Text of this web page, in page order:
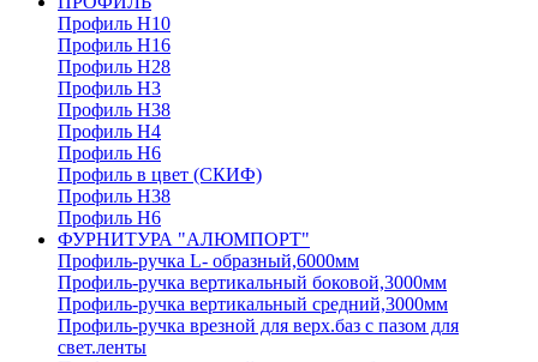
Профиль H10
Профиль H16
Профиль H28
Профиль H3
Профиль H38
Профиль H4
Профиль H6
Профиль в цвет (СКИФ)
Профиль H38
Профиль H6
ФУРНИТУРА "АЛЮМПОРТ"
Профиль-ручка L- образный,6000мм
Профиль-ручка вертикальный боковой,3000мм
Профиль-ручка вертикальный средний,3000мм
Профиль-ручка врезной для верх.баз с пазом для
свет.ленты